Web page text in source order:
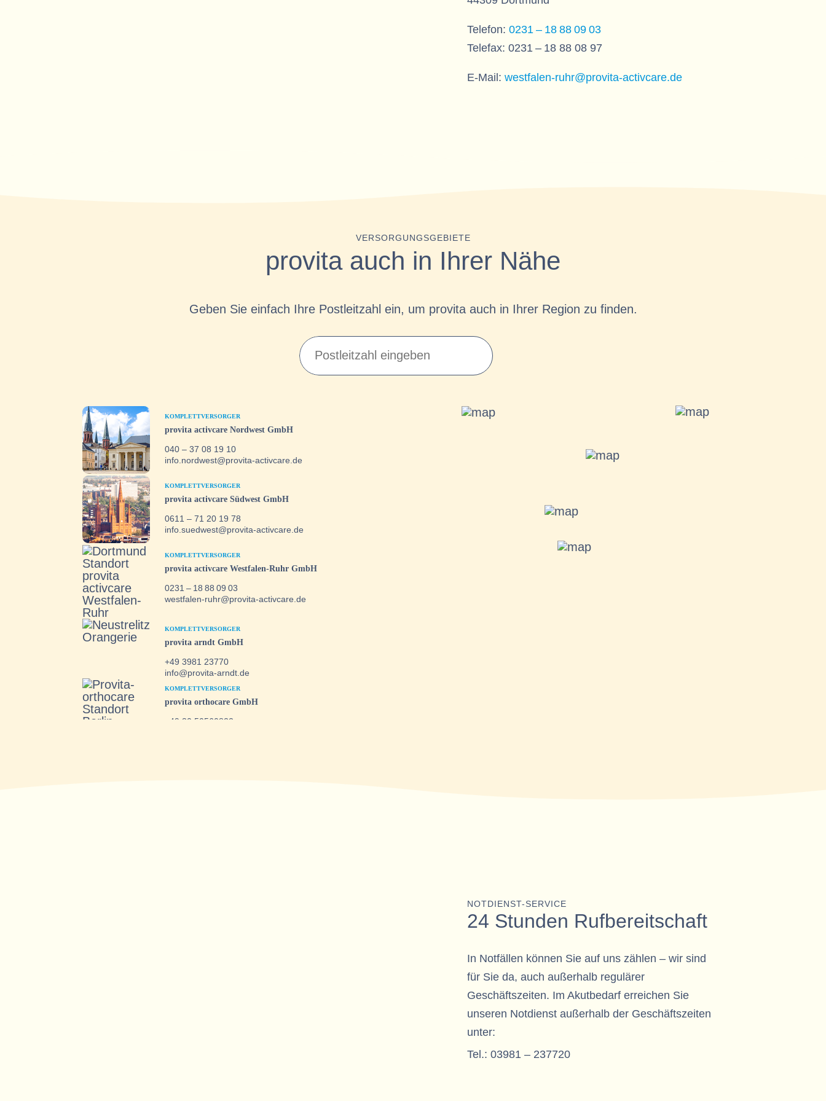
Telefon: 0231 – 18 88 09 03
Telefax: 0231 – 18 88 08 97
E-Mail: westfalen-ruhr@provita-activcare.de
VERSORGUNGSGEBIETE
provita auch in Ihrer Nähe
Geben Sie einfach Ihre Postleitzahl ein, um provita auch in Ihrer Region zu finden.
Suchen
nach:
KOMPLETTVERSORGER
provita activcare Nordwest GmbH
040 – 37 08 19 10
info.nordwest@provita-activcare.de
KOMPLETTVERSORGER
provita activcare Südwest GmbH
0611 – 71 20 19 78
info.suedwest@provita-activcare.de
KOMPLETTVERSORGER
provita activcare Westfalen-Ruhr GmbH
0231 – 18 88 09 03
westfalen-ruhr@provita-activcare.de
KOMPLETTVERSORGER
provita arndt GmbH
+49 3981 23770
info@provita-arndt.de
KOMPLETTVERSORGER
provita orthocare GmbH
+49 30 50560822
NOTDIENST-SERVICE
24 Stunden Rufbereitschaft
In Notfällen können Sie auf uns zählen – wir sind
für Sie da, auch außerhalb regulärer
Geschäftszeiten. Im Akutbedarf erreichen Sie
unseren Notdienst außerhalb der Geschäftszeiten
unter:
Tel.: 03981 – 237720